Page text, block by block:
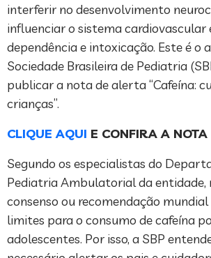
interferir no desenvolvimento
influenciar o sistema cardiovascular
dependência e intoxicação. Este é o
Sociedade Brasileira de Pediatria
publicar a nota de alerta “Cafeína:
crianças”.
CLIQUE AQUI E CONFIRA A
Segundo os especialistas do
Pediatria Ambulatorial da entidade,
consenso ou recomendação
limites para o consumo de cafeína
adolescentes. Por isso, a SBP